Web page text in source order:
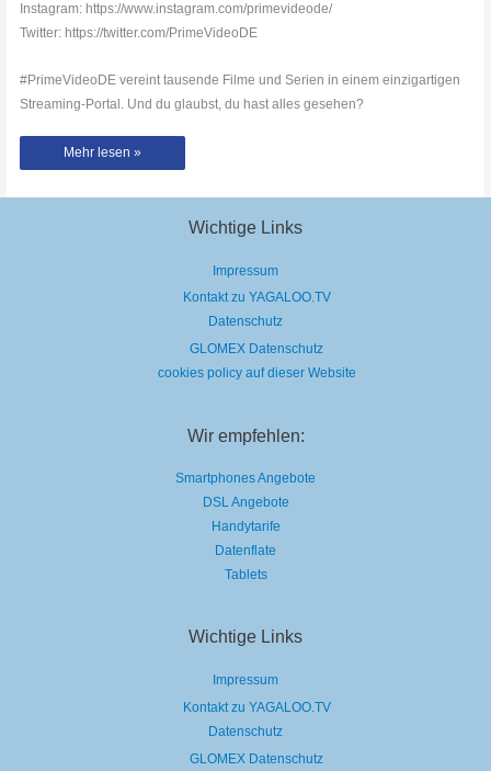
Instagram: https://www.instagram.com/primevideode/
Twitter: https://twitter.com/PrimeVideoDE
#PrimeVideoDE vereint tausende Filme und Serien in einem einzigartigen
Streaming-Portal. Und du glaubst, du hast alles gesehen?
Das
von
|
Mehr lesen »
Wichtige Links
Impressum
Kontakt zu YAGALOO.TV
Datenschutz
GLOMEX Datenschutz
cookies policy auf dieser Website
Wir empfehlen:
Smartphones Angebote
DSL Angebote
Handytarife
Datenflate
Tablets
Wichtige Links
Impressum
Kontakt zu YAGALOO.TV
Datenschutz
GLOMEX Datenschutz